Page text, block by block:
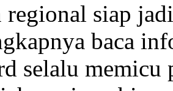
regional siap
baca
selalu memicu